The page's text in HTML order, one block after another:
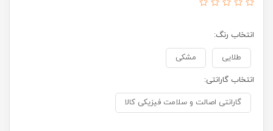
انتخاب رنگ:
طلایی مشکی
انتخاب گارانتی:
گارانتی اصالت و سلامت فیزیکی کالا